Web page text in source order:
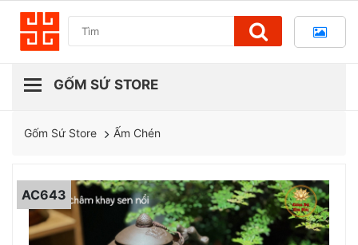
Gốm Sứ Store Ấm Chén
AC643